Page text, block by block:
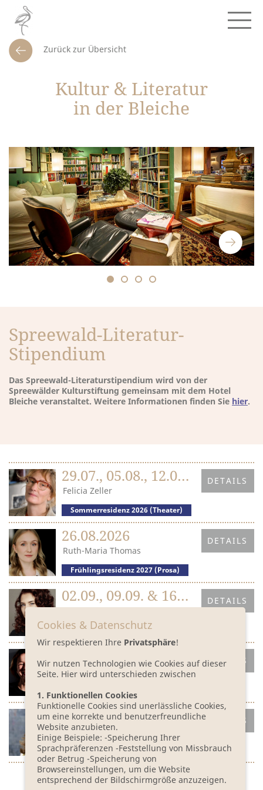
Zurück zur Übersicht
Kultur & Literatur
in der Bleiche
Spreewald-Literatur-
Stipendium
Das Spreewald-Literaturstipendium wird von der
Spreewälder Kulturstiftung gemeinsam mit dem Hotel
Bleiche veranstaltet. Weitere Informationen finden Sie hier.
29.07., 05.08., 12.08. & 19.08.2026 DETAILS
Sommerresidenz 2026 (Theater)
Felicia Zeller
26.08.2026 DETAILS
Frühlingsresidenz 2027 (Prosa)
Ruth-Maria Thomas
02.09., 09.09. & 16.09.2026 DETAILS
Herbstresidenz 2026 (Prosa)
Anna Prizkau
23.09. & 30.09.26 DETAILS
Eva Trobisch
18.11., 25.11., 02.12. & 09.12.2026 DETAILS
Winterresidenz 2026/27 (Prosa)
Irene Diwiak
Cookies & Datenschutz
Wir respektieren Ihre Privatsphäre!
Wir nutzen Technologien wie Cookies auf dieser
Seite. Hier wird unterschieden zwischen
1. Funktionellen Cookies
Funktionelle Cookies sind unerlässliche Cookies,
um eine korrekte und benutzerfreundliche
Website anzubieten.
Einige Beispiele: -Speicherung Ihrer
Sprachpräferenzen -Feststellung von Missbrauch
oder Betrug -Speicherung von
Browsereinstellungen, um die Website
entsprechend der Bildschirmgröße anzuzeigen.